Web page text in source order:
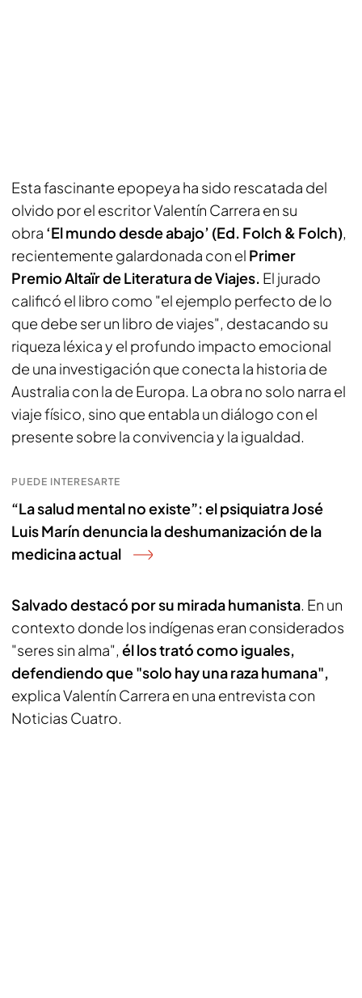
Esta fascinante epopeya ha sido rescatada del
olvido por el escritor Valentín Carrera en su
obra ‘El mundo desde abajo’ (Ed. Folch & Folch),
recientemente galardonada con el Primer
Premio Altaïr de Literatura de Viajes. El jurado
calificó el libro como "el ejemplo perfecto de lo
que debe ser un libro de viajes", destacando su
riqueza léxica y el profundo impacto emocional
de una investigación que conecta la historia de
Australia con la de Europa. La obra no solo narra el
viaje físico, sino que entabla un diálogo con el
presente sobre la convivencia y la igualdad.
PUEDE INTERESARTE
“La salud mental no existe”: el psiquiatra José
Luis Marín denuncia la deshumanización de la
medicina actual
Salvado destacó por su mirada humanista. En un
contexto donde los indígenas eran considerados
"seres sin alma", él los trató como iguales,
defendiendo que "solo hay una raza humana",
explica Valentín Carrera en una entrevista con
Noticias Cuatro.